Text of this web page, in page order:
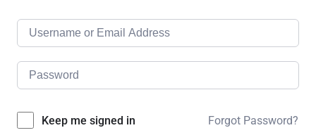
Keep me signed in Forgot Password?